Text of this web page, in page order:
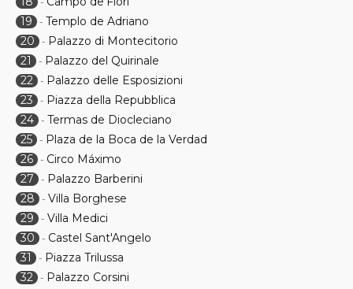
19
- Templo de Adriano
20
- Palazzo di Montecitorio
21
- Palazzo del Quirinale
22 - Palazzo delle Esposizioni
23
- Piazza della Repubblica
24 - Termas de Diocleciano
25 - Plaza de la Boca de la Verdad
26 - Circo Máximo
27
- Palazzo Barberini
28
- Villa Borghese
29
- Villa Medici
30
- Castel Sant'Angelo
31
- Piazza Trilussa
32 - Palazzo Corsini